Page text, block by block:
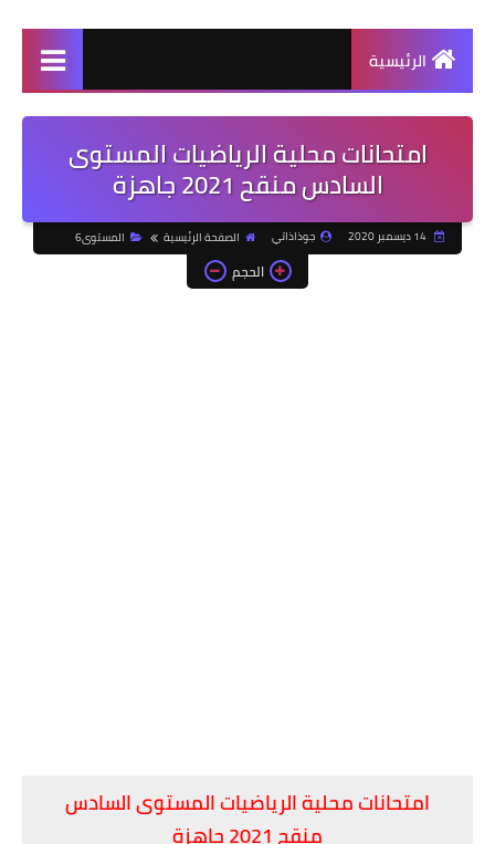
الرئيسية
امتحانات محلية الرياضيات المستوى
السادس منقح 2021 جاهزة
14 ديسمبر 2020 جوذاذاتي الصفحة الرئيسية المستوى6
الحجم
امتحانات محلية الرياضيات المستوى السادس
منقح 2021 جاهزة